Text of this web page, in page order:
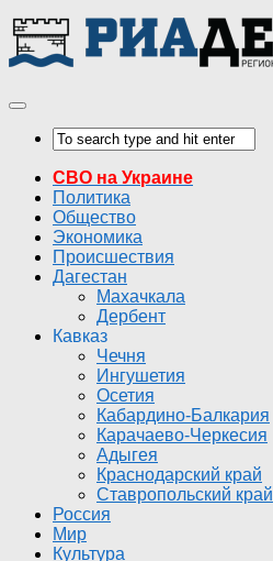
СВО на Украине
Политика
Общество
Экономика
Происшествия
Дагестан
Махачкала
Дербент
Кавказ
Чечня
Ингушетия
Осетия
Кабардино-Балкария
Карачаево-Черкесия
Адыгея
Краснодарский край
Ставропольский край
Россия
Мир
Культура